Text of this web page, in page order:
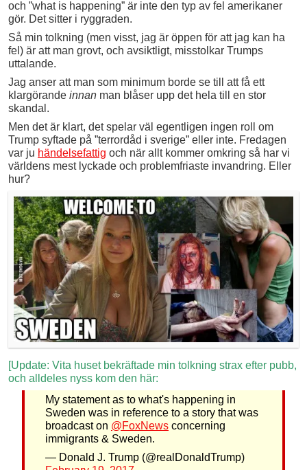
och ”what is happening” är inte den typ av fel amerikaner
gör. Det sitter i ryggraden.
Så min tolkning (men visst, jag är öppen för att jag kan ha
fel) är att man grovt, och avsiktligt, misstolkar Trumps
uttalande.
Jag anser att man som minimum borde se till att få ett
klargörande innan man blåser upp det hela till en stor
skandal.
Men det är klart, det spelar väl egentligen ingen roll om
Trump syftade på ”terrordåd i sverige” eller inte. Fredagen
var ju händelsefattig och när allt kommer omkring så har vi
världens mest lyckade och problemfriaste invandring. Eller
hur?
[Update: Vita huset bekräftade min tolkning strax efter pubb,
och alldeles nyss kom den här:
My statement as to what's happening in
Sweden was in reference to a story that was
broadcast on @FoxNewsconcerning
immigrants & Sweden.
— Donald J. Trump (@realDonaldTrump)